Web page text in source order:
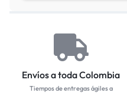
Envíos a toda Colombia
Tiempos de entregas ágiles a